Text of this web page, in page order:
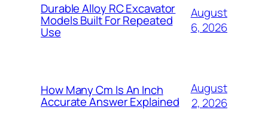
Durable Alloy RC Excavator
Models Built For Repeated
Use
August
6, 2026
How Many Cm Is An Inch
Accurate Answer Explained
August
2, 2026